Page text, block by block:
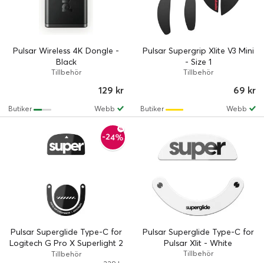
Pulsar Wireless 4K Dongle -
Black
Tillbehör
129 kr
Webb
Butiker
Pulsar Supergrip Xlite V3 Mini
- Size 1
Tillbehör
69 kr
Webb
Butiker
-24%
Pulsar Superglide Type-C for
Logitech G Pro X Superlight 2
- Black
Tillbehör
Pulsar Superglide Type-C for
Pulsar Xlit - White
Tillbehör